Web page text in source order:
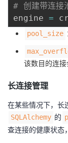
# 创建带连接
engine =
pool_size
该数目的连接
长连接管理
在某些情况下，长
SQLAlchemy 的
查连接的健康状态